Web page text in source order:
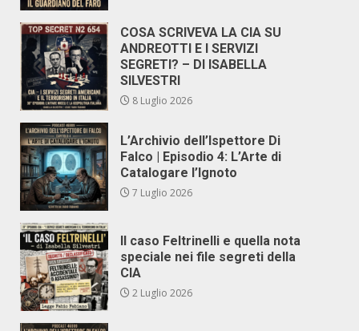
COSA SCRIVEVA LA CIA SU
ANDREOTTI E I SERVIZI
SEGRETI? – DI ISABELLA
SILVESTRI
8 Luglio 2026
L’Archivio dell’Ispettore Di
Falco | Episodio 4: L’Arte di
Catalogare l’Ignoto
7 Luglio 2026
Il caso Feltrinelli e quella nota
speciale nei file segreti della
CIA
2 Luglio 2026